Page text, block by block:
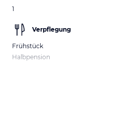
1
Verpflegung
Frühstück
Halbpension